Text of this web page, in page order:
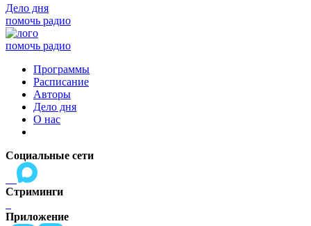
Дело дня
помочь радио
помочь радио
Программы
Расписание
Авторы
Дело дня
О нас
Социальные сети
Стриминги
Приложение